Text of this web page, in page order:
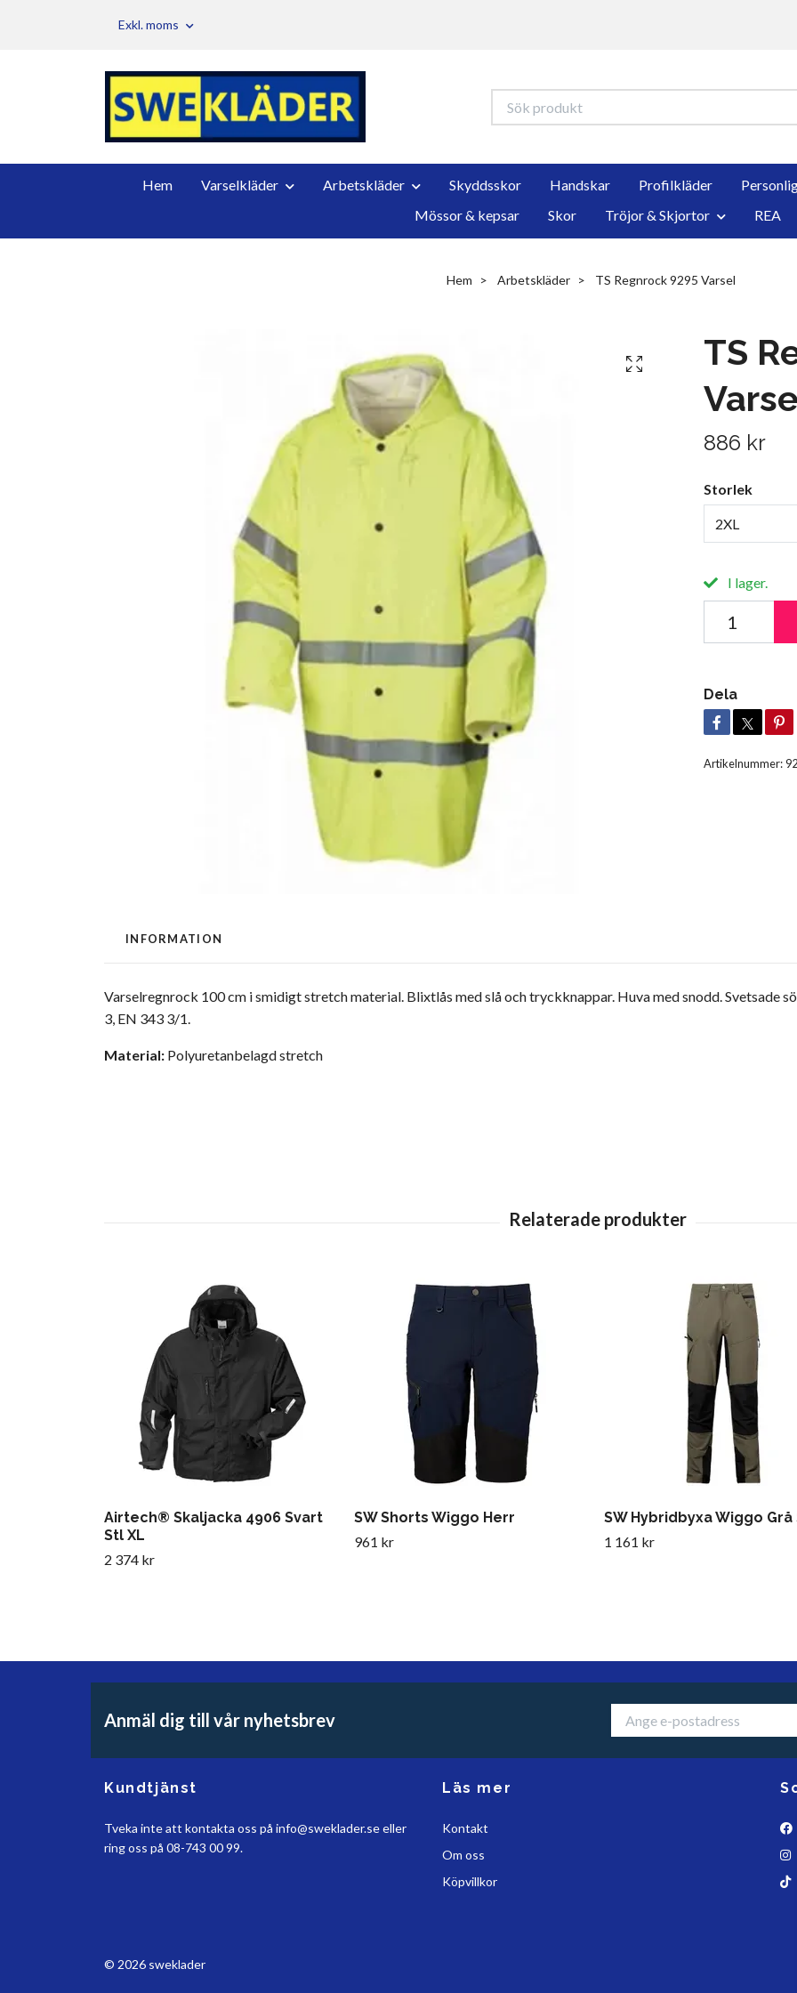
Exkl. moms
Hem Varselkläder Arbetskläder Skyddsskor Handskar Profilkläder
Mössor & kepsar
Skor Tröjor & Skjortor REA
Hem Arbetskläder TS Regnrock 9295 Varsel
TS
886 kr
Storlek
2XL
I lager.
Dela
Artikelnummer:
INFORMATION
Varselregnrock 100 cm i smidigt stretch material. Blixtlås med slå och tryckknappar. Huva med snodd. Svetsade
3, EN 343 3/1.
Material: Polyuretanbelagd stretch
Airtech® Skaljacka 4906 Svart
Stl XL
2 374 kr
SW Shorts Wiggo Herr
961 kr
SW Hybridbyxa Wiggo Grå
1 161 kr
Anmäl dig till vår nyhetsbrev
Kundtjänst
Tveka inte att kontakta oss på info@sweklader.seeller
ring oss på 08-743 00 99.
Läs mer
Kontakt
Om oss
Köpvillkor
© 2026 sweklader